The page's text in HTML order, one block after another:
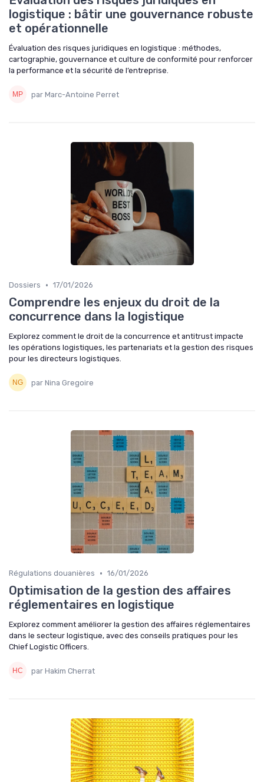
logistique : bâtir une gouvernance robuste
et opérationnelle
Évaluation des risques juridiques en logistique : méthodes,
cartographie, gouvernance et culture de conformité pour renforcer
la performance et la sécurité de l’entreprise.
par Marc-Antoine Perret
Dossiers • 17/01/2026
Comprendre les enjeux du droit de la
concurrence dans la logistique
Explorez comment le droit de la concurrence et antitrust impacte
les opérations logistiques, les partenariats et la gestion des risques
pour les directeurs logistiques.
par Nina Gregoire
Régulations douanières • 16/01/2026
Optimisation de la gestion des affaires
réglementaires en logistique
Explorez comment améliorer la gestion des affaires réglementaires
dans le secteur logistique, avec des conseils pratiques pour les
Chief Logistic Officers.
par Hakim Cherrat